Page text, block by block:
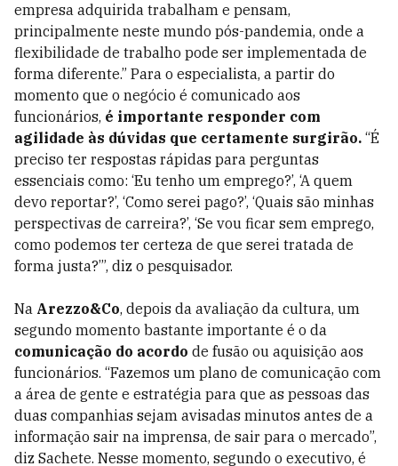
empresa adquirida trabalham e pensam,
principalmente neste mundo pós-pandemia, onde a
flexibilidade de trabalho pode ser implementada de
forma diferente.” Para o especialista, a partir do
momento que o negócio é comunicado aos
funcionários, é importante responder com
agilidade às dúvidas que certamente surgirão. “É
preciso ter respostas rápidas para perguntas
essenciais como: ‘Eu tenho um emprego?’, ‘A quem
devo reportar?’, ‘Como serei pago?’, ‘Quais são minhas
perspectivas de carreira?’, ‘Se vou ficar sem emprego,
como podemos ter certeza de que serei tratada de
forma justa?’”, diz o pesquisador.
Na Arezzo&Co, depois da avaliação da cultura, um
segundo momento bastante importante é o da
comunicação do acordo de fusão ou aquisição aos
funcionários. “Fazemos um plano de comunicação com
a área de gente e estratégia para que as pessoas das
duas companhias sejam avisadas minutos antes de a
informação sair na imprensa, de sair para o mercado”,
diz Sachete. Nesse momento, segundo o executivo, é